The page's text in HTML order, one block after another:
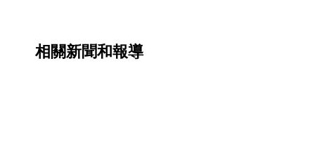
相關新聞和報導